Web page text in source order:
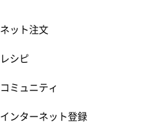
ネット注文
レシピ
コミュニティ
インターネット登録